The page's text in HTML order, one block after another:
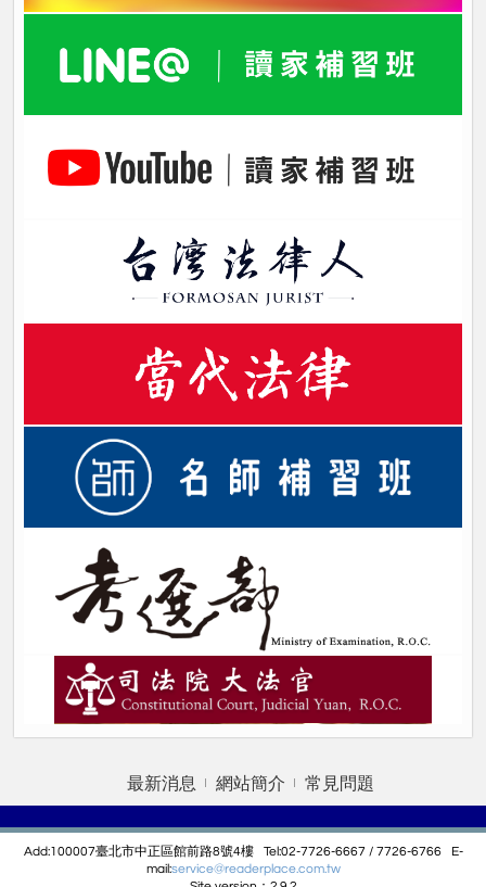
最新消息 網站簡介 常見問題
Add:100007臺北市中正區館前路8號4樓 Tel:02-7726-6667 / 7726-6766 E-
mail:service@readerplace.com.tw